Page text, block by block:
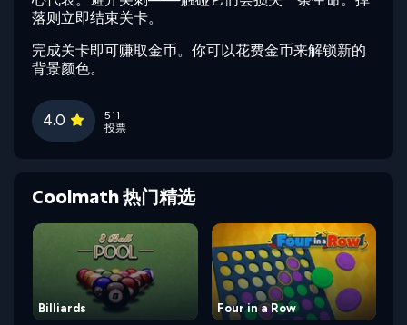
落则立即结束关卡。
完成关卡即可赚取金币。你可以花费金币来解锁新的
背景颜色。
4.0
511
投票
Coolmath 热门精选
Billiards Four in a Row